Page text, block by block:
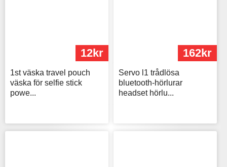
12kr
1st väska travel pouch
väska för selfie stick
powe...
162kr
Servo l1 trådlösa
bluetooth-hörlurar
headset hörlu...